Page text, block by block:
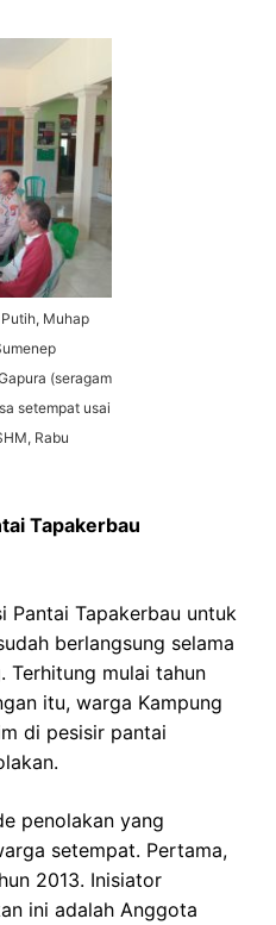
Muhap
(seragam
setempat usai
Rabu
Tapakerbau
Pantai Tapakerbau untuk
berlangsung selama
Terhitung mulai tahun
itu, warga Kampung
di pesisir pantai
penolakan yang
setempat. Pertama,
2013. Inisiator
ini adalah Anggota